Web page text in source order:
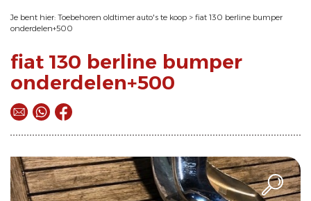
Je bent hier: Toebehoren oldtimer auto's te koop > fiat 130 berline bumper
onderdelen+500
fiat 130 berline bumper
onderdelen+500